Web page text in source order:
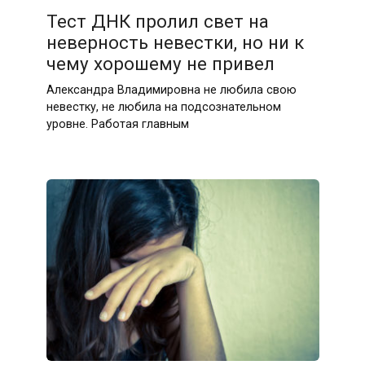
Тест ДНК пролил свет на
неверность невестки, но ни к
чему хорошему не привел
Александра Владимировна не любила свою
невестку, не любила на подсознательном
уровне. Работая главным